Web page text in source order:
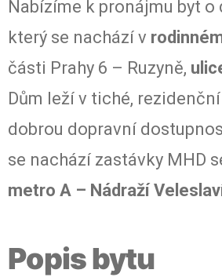
Nabízíme k pronájmu byt o
který se nachází v
části Prahy 6 – Ruzyně,
Dům leží v tiché,
dobrou dopravní
se nachází zastávky MHD
metro A – Nádraží
Popis bytu